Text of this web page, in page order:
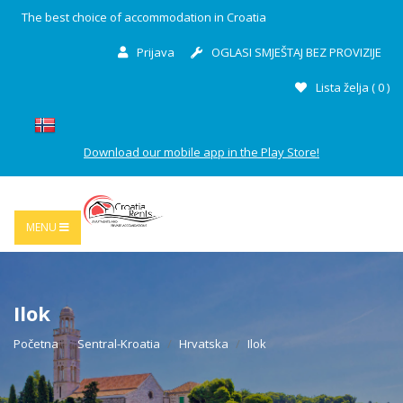
The best choice of accommodation in Croatia
Prijava OGLASI SMJEŠTAJ BEZ PROVIZIJE
Lista želja (0)
Download our mobile app in the Play Store!
MENU
Ilok
Početna Sentral-Kroatia Hrvatska Ilok